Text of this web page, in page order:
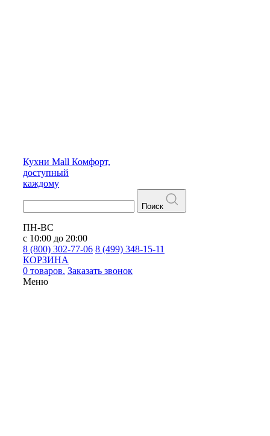
Кухни Mall Комфорт,
доступный
каждому
Поиск
ПН-ВС
с 10:00 до 20:00
8 (800) 302-77-06 8 (499) 348-15-11
КОРЗИНА
0 товаров. Заказать звонок
Меню